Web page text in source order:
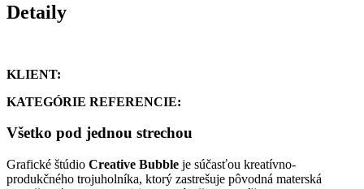
Detaily
KLIENT:
KATEGÓRIE REFERENCIE:
Všetko pod jednou strechou
Grafické štúdio Creative Bubble je súčasťou kreatívno-
produkčného trojuholníka, ktorý zastrešuje pôvodná materská